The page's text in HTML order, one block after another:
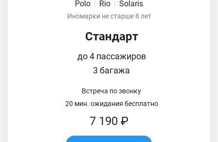
Polo | Rio | Solaris
Иномарки не старше 8 лет
Стандарт
до 4 пассажиров
3 багажа
Встреча по звонку
20 мин. ожидания бесплатно
7 190 ₽